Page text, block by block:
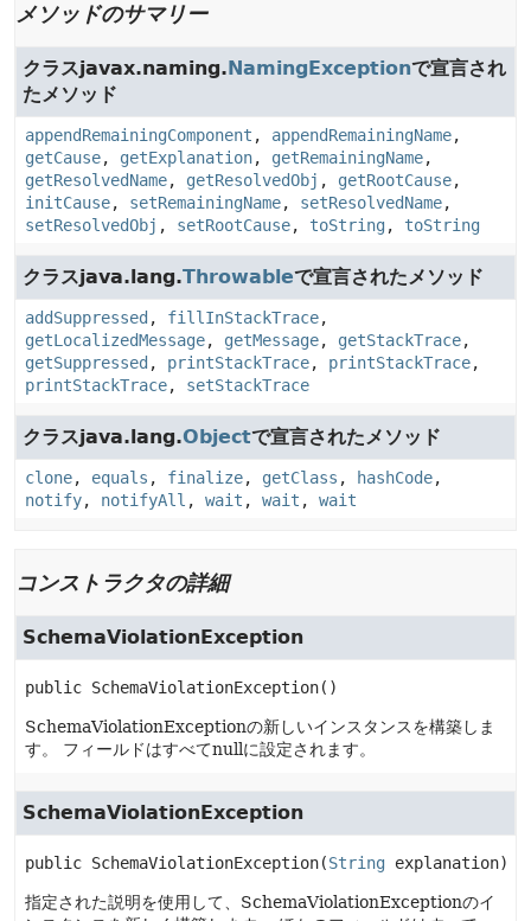
メソッドのサマリー
クラスjavax.naming.NamingExceptionで宣言され
たメソッド
appendRemainingComponent , appendRemainingName,
getCause, getExplanation, getRemainingName,
getResolvedName, getResolvedObj , getRootCause,
initCause, setRemainingName, setResolvedName,
setResolvedObj , setRootCause, toString, toString
クラスjava.lang.Throwableで宣言されたメソッド
addSuppressed , fillInStackTrace,
getLocalizedMessage, getMessage, getStackTrace,
getSuppressed , printStackTrace, printStackTrace,
printStackTrace, setStackTrace
クラスjava.lang.Objectで宣言されたメソッド
clone, equals , finalize, getClass , hashCode,
notify, notifyAll , wait , wait , wait
コンストラクタの詳細
SchemaViolationException
public SchemaViolationException()
SchemaViolationExceptionの新しいインスタンスを構築しま
す。
フィールドはすべてnullに設定されます。
SchemaViolationException
public SchemaViolationException(String explanation)
指定された説明を使用して、SchemaViolationExceptionのイ